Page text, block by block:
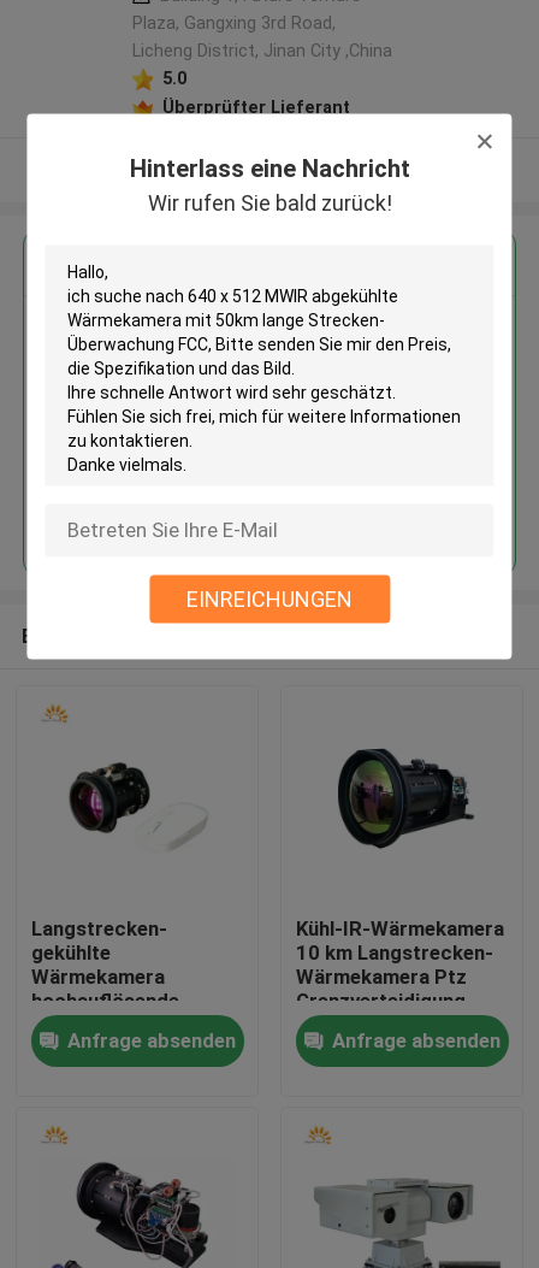
Hinterlass eine Nachricht
Wir rufen Sie bald zurück!
EINREICHUNGEN
Produkte
Über uns
Plaza, Gangxing 3rd Road,
Licheng District, Jinan City ,China
5.0
Überprüfter Lieferant
Sehen Sie mehr an
Erhalten Sie den besten Preis für
640 x 512 MWIR abgekühlte
Wärmekamera mit 50km lange
Strecken-Überwachung FCC
Empfohlene Produkte
Langstrecken-
gekühlte
Wärmekamera
hochauflösende
Bildgebung mit OSD-
MenüAnfrage absenden
Kühl-IR-Wärmekamera
10 km Langstrecken-
Wärmekamera Ptz
Grenzverteidigung
EO/IR
Anfrage absenden